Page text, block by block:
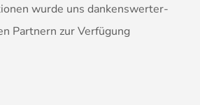
wurde uns dankenswerter­
Partnern zur Verfügung